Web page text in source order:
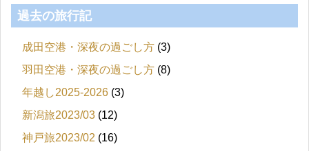
過去の旅行記
成田空港・深夜の過ごし方 (3)
羽田空港・深夜の過ごし方 (8)
年越し2025-2026 (3)
新潟旅2023/03 (12)
神戸旅2023/02 (16)